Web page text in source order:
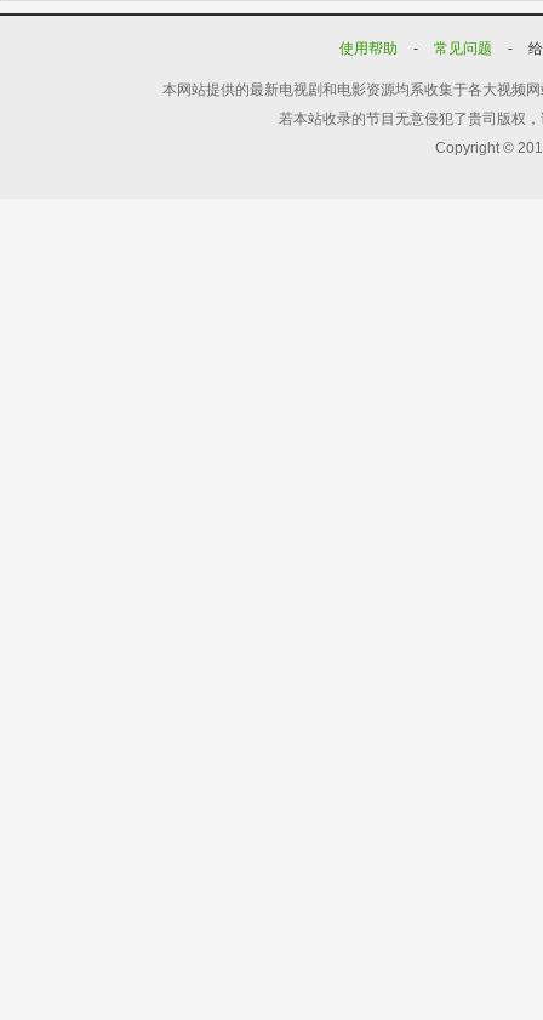
使用帮助 - 常见问题 -
本网站提供的最新电视剧和电影资源均系收集于各大视频
若本站收录的节目无意侵犯了贵司版权
Copyright ©